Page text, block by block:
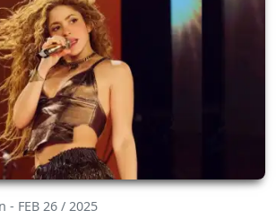
- FEB 26 / 2025